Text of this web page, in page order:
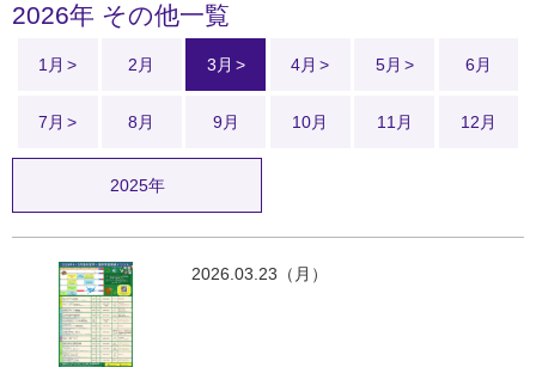
2026年 その他一覧
2025年
1月 2月 3月 4月 5月 6月
7月 8月 9月 10月 11月 12月
2026.03.23（月）